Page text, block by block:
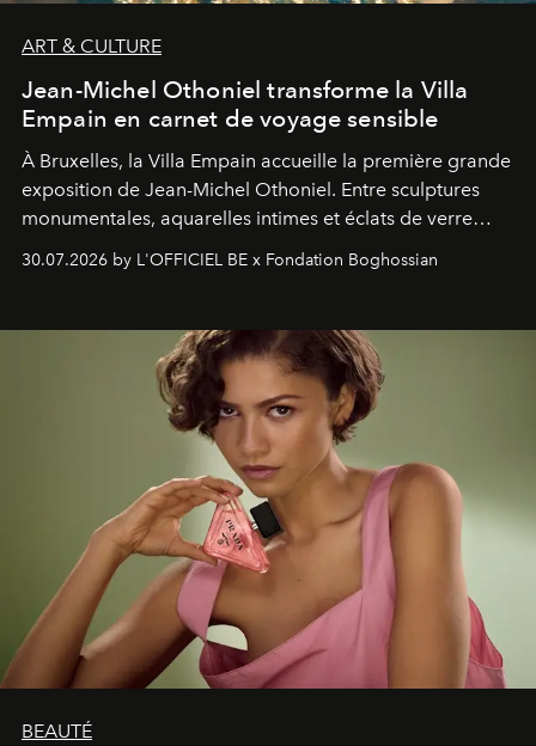
ART & CULTURE
Jean-Michel Othoniel transforme la Villa
Empain en carnet de voyage sensible
À Bruxelles, la Villa Empain accueille la première grande
exposition de Jean-Michel Othoniel. Entre sculptures
monumentales, aquarelles intimes et éclats de verre
soufflé, l’artiste français compose un itinéraire
émotionnel où chaque œuvre devient le souvenir
émerveillement.
30.07.2026 by L'OFFICIEL BE x Fondation Boghossian
BEAUTÉ